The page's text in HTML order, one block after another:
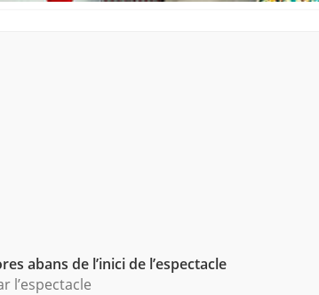
abans de l’inici de l’espectacle
l’espectacle